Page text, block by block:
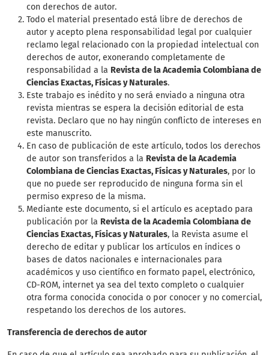
con derechos de autor.
Todo el material presentado está libre de derechos de
autor y acepto plena responsabilidad legal por cualquier
reclamo legal relacionado con la propiedad intelectual con
derechos de autor, exonerando completamente de
responsabilidad a la Revista de la Academia Colombiana de
Ciencias Exactas, Físicas y Naturales.
Este trabajo es inédito y no será enviado a ninguna otra
revista mientras se espera la decisión editorial de esta
revista. Declaro que no hay ningún conflicto de intereses en
este manuscrito.
En caso de publicación de este artículo, todos los derechos
de autor son transferidos a la Revista de la Academia
Colombiana de Ciencias Exactas, Físicas y Naturales, por lo
que no puede ser reproducido de ninguna forma sin el
permiso expreso de la misma.
Mediante este documento, si el artículo es aceptado para
publicación por la Revista de la Academia Colombiana de
Ciencias Exactas, Físicas y Naturales, la Revista asume el
derecho de editar y publicar los artículos en índices o
bases de datos nacionales e internacionales para
académicos y uso científico en formato papel, electrónico,
CD-ROM, internet ya sea del texto completo o cualquier
otra forma conocida conocida o por conocer y no comercial,
respetando los derechos de los autores.
Transferencia de derechos de autor